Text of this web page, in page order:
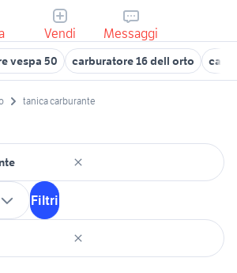
Vendi Messaggi
vespa 50 carburatore 16 dell orto
tanica carburante
Filtri